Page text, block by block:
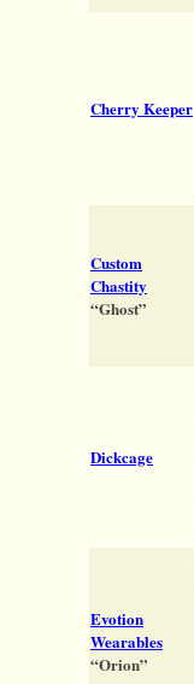
Cherry Keeper
Custom
Chastity
“Ghost”
Dickcage
Evotion
Wearables
“Orion”